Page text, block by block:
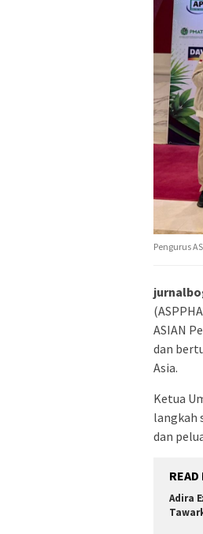
Pengurus
ASIAN
dan
Asia.
Ketua
langkah
dan
READ
Adira